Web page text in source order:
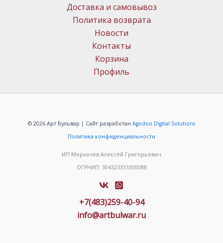
Доставка и самовывоз
Политика возврата
Новости
Контакты
Корзина
Профиль
© 2026 Арт Бульвар | Сайт разработан Agodoo Digital Solutions
Политика конфиденциальности
ИП Меркачёв Алексей Григорьевич
ОГРНИП: 304323331000088
+7(483)259-40-94
info@artbulwar.ru